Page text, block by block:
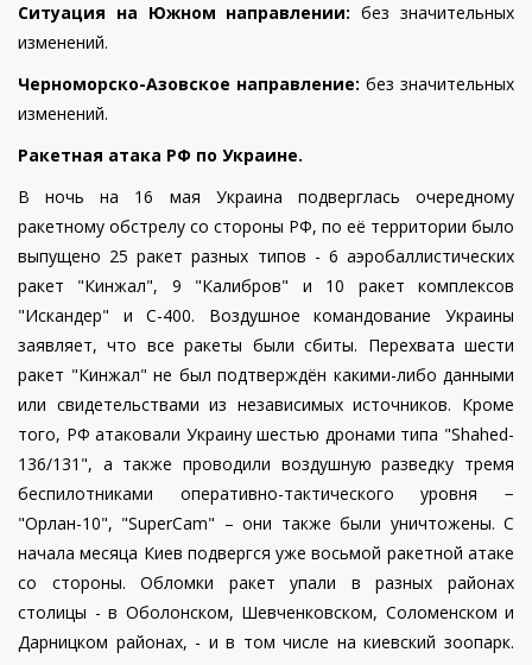
Ситуация на Южном направлении: без значительных
изменений.
Черноморско-Азовское направление: без значительных
изменений.
Ракетная атака РФ по Украине.
В ночь на 16 мая Украина подверглась очередному
ракетному обстрелу со стороны РФ, по её территории было
выпущено 25 ракет разных типов - 6 аэробаллистических
ракет "Кинжал", 9 "Калибров" и 10 ракет комплексов
"Искандер" и С-400. Воздушное командование Украины
заявляет, что все ракеты были сбиты. Перехвата шести
ракет "Кинжал" не был подтверждён какими-либо данными
или свидетельствами из независимых источников. Кроме
того, РФ атаковали Украину шестью дронами типа "Shahed-
136/131", а также проводили воздушную разведку тремя
беспилотниками оперативно-тактического уровня −
"Орлан-10", "SuperCam" – они также были уничтожены. С
начала месяца Киев подвергся уже восьмой ракетной атаке
со стороны. Обломки ракет упали в разных районах
столицы - в Оболонском, Шевченковском, Соломенском и
Дарницком районах, - и в том числе на киевский зоопарк.